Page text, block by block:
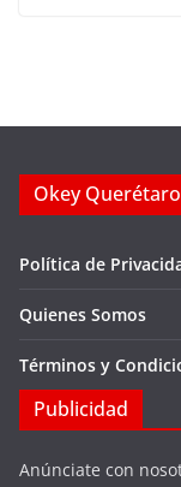
Okey Querétaro
Política de
Quienes Somos
Términos y
Publicidad
Anúnciate con